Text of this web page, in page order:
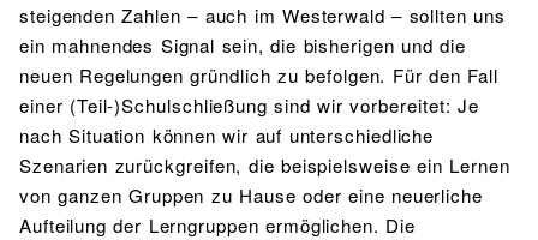
steigenden Zahlen – auch im Westerwald – sollten uns
ein mahnendes Signal sein, die bisherigen und die
neuen Regelungen gründlich zu befolgen. Für den Fall
einer (Teil-)Schulschließung sind wir vorbereitet: Je
nach Situation können wir auf unterschiedliche
Szenarien zurückgreifen, die beispielsweise ein Lernen
von ganzen Gruppen zu Hause oder eine neuerliche
Aufteilung der Lerngruppen ermöglichen. Die